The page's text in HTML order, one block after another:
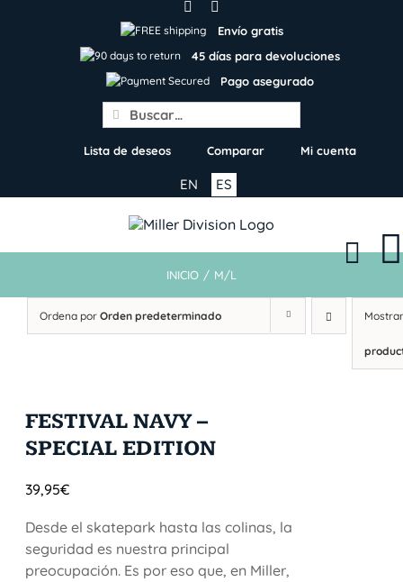
Envío gratis
45 días para devoluciones
Pago asegurado
Search
for:
Lista de deseos Comparar Mi cuenta
ES
EN
INICIO / M/L
Ordena por Orden predeterminado
FESTIVAL NAVY –
SPECIAL EDITION
39,95€
Desde el skatepark hasta las colinas, la
seguridad es nuestra principal
preocupación. Es por eso que, en Miller,